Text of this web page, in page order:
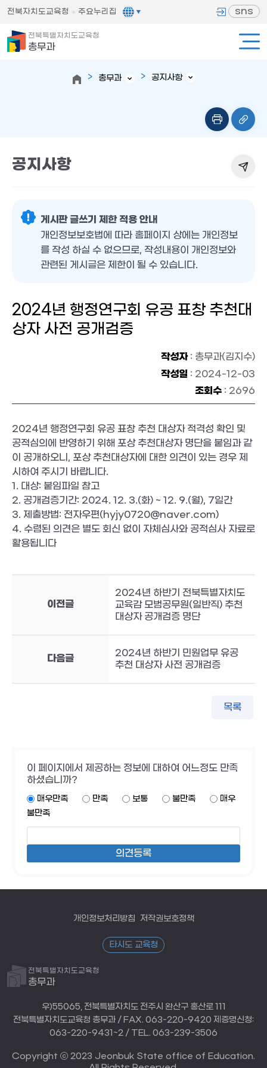
전북자치도교육청 주요누리집 sns
전북특별자치도교육청
총무과
총무과 공지사항
공지사항
게시판 글쓰기 제한 적용 안내
개인정보보호법에 따라 홈페이지 상에는 개인정보
를 작성 하실 수 없으므로, 작성내용이 개인정보와
관련된 게시글은 제한이 될 수 있습니다.
2024년 행정연구회 유공 표창 추천대
상자 사전 공개검증
작성자: 총무과(김지수)
작성일 : 2024-12-03
조회수 : 2696
2024년 행정연구회 유공 표창 추천 대상자 적격성 확인 및
공적심의에 반영하기 위해 포상 추천대상자 명단을 붙임과 같
이 공개하오니, 포상 추천대상자에 대한 의견이 있는 경우 제
시하여 주시기 바랍니다.
1. 대상: 붙임파일 참고
2. 공개검증기간: 2024. 12. 3.(화) ~ 12. 9.(월), 7일간
3. 제출방법: 전자우편(hyjy0720@naver.com)
4. 수렴된 의견은 별도 회신 없이 자체심사와 공적심사 자료로
활용됩니다
이전글
2024년 하반기 전북특별자치도
교육감 모범공무원(일반직) 추천
대상자 공개검증 명단
다음글
2024년 하반기 민원업무 유공
추천 대상자 사전 공개검증
목록
이 페이지에서 제공하는 정보에 대하여 어느정도 만족
하셨습니까?
매우만족 만족 보통 불만족
매우
불만족
개인정보처리방침 저작권보호정책
타시도 교육청
전북특별자치도교육청
총무과
우)55065, 전북특별자치도 전주시 완산구 홍산로 111
전북특별자치도교육청 총무과 / FAX. 063-220-9420 제증명신청:
063-220-9431~2 / TEL. 063-239-3506
Copyright ⓒ 2023 Jeonbuk State office of Education.